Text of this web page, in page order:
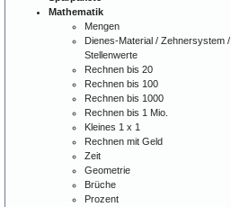
Mathematik
Mengen
Dienes-Material / Zehnersystem /
Stellenwerte
Rechnen bis 20
Rechnen bis 100
Rechnen bis 1000
Rechnen bis 1 Mio.
Kleines 1 x 1
Rechnen mit Geld
Zeit
Geometrie
Brüche
Prozent